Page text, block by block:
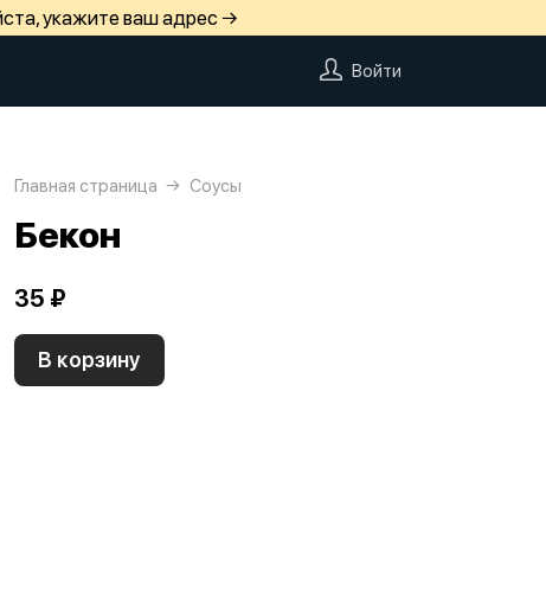
укажите ваш адрес →
Войти
Главная страница Соусы
Бекон
35 ₽
В корзину